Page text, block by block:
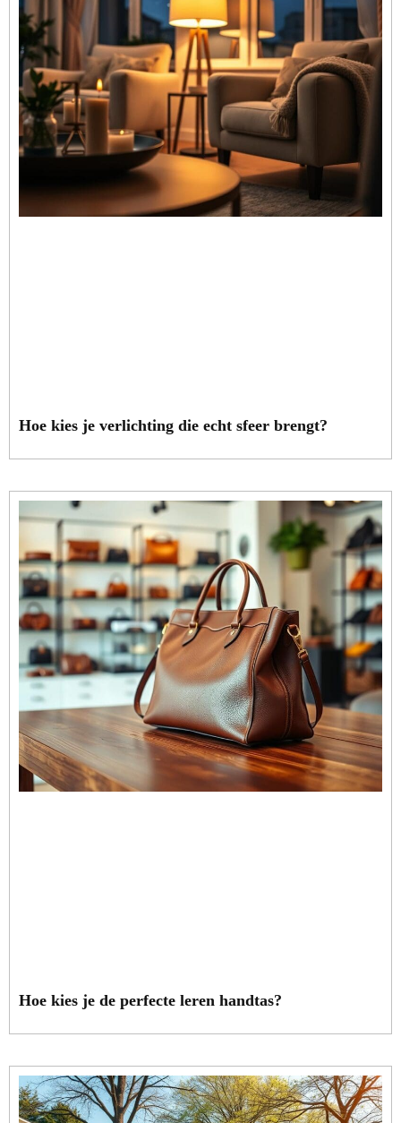
Hoe kies je verlichting die echt sfeer brengt?
Hoe kies je de perfecte leren handtas?